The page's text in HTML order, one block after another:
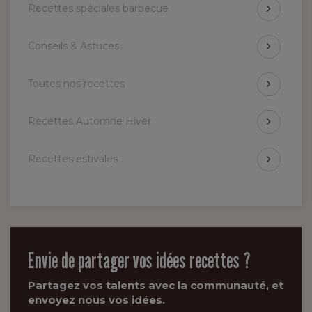
Recettes spéciales barbecue
Conseils & Astuces
Toutes nos recettes
Recettes Automne Hiver
Recettes estivales
Envie de partager vos idées recettes ?
Partagez vos talents avec la communauté, et
envoyez nous vos idées.